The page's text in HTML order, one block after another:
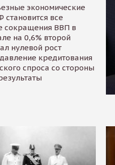
экономические
все
сокращения ВВП в
на 0,6% второй
нулевой рост
кредитования
спроса со стороны